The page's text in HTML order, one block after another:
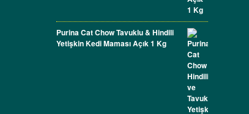
Purina Cat Chow Tavuklu & Hindili
Yetişkin Kedi Maması Açık 1 Kg